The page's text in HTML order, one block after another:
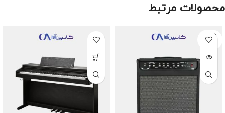
محصولات مرتبط
SOLD
OUT